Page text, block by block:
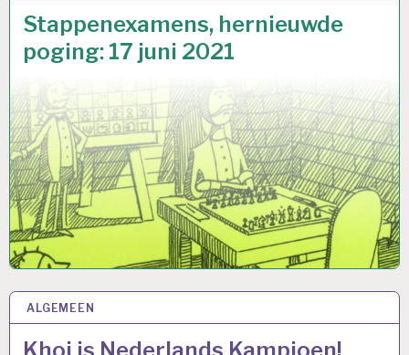
Stappenexamens, hernieuwde
poging: 17 juni 2021
ALGEMEEN
Khoi is Nederlands Kampioen!
2 MEI 2021